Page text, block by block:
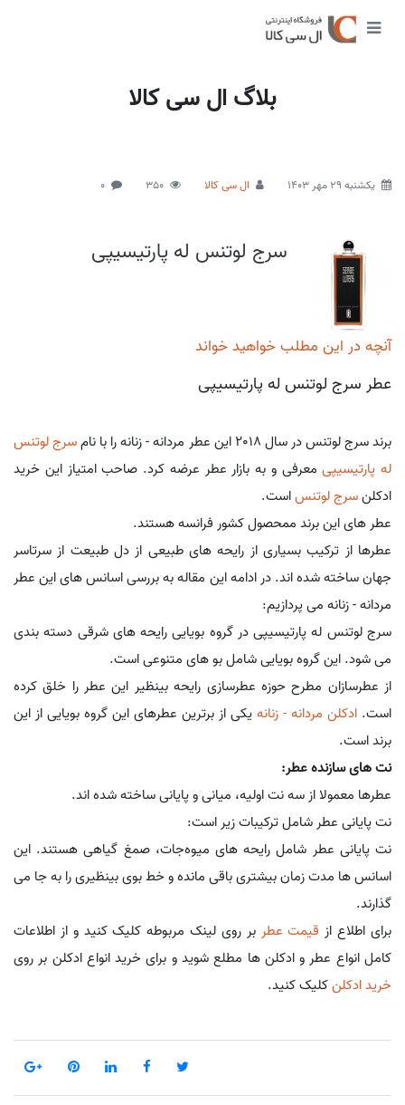
بلاگ ال سی کالا
يكشنبه 29 مهر 1403 ال سی کالا 350
0
سرج لوتنس له پارتیسیپی
آنچه در این مطلب خواهید خواند
عطر سرج لوتنس له پارتیسیپی
برند سرج لوتنس در سال 2018 این عطر مردانه - زنانه را با نام
سرج لوتنس
له پارتیسیپی معرفی و به بازار عطر عرضه کرد. صاحب امتیاز این خرید
ادکلنسرج لوتنساست.
عطر های این برند ممحصول کشور فرانسه هستند.
عطرها از ترکیب بسیاری از رایحه های طبیعی از دل طبیعت از سرتاسر
جهان ساخته شده اند. در ادامه این مقاله به بررسی اسانس های این عطر
مردانه - زنانه می پردازیم:
سرج لوتنس له پارتیسیپی در گروه بویایی رایحه های شرقی دسته بندی
می شود. این گروه بویایی شامل بو های متنوعی است.
از عطرسازان مطرح حوزه عطرسازی رایحه بینظیر این عطر را خلق کرده
است. ادکلن مردانه - زنانه یکی از برترین عطرهای این گروه بویایی از این
برند است.
نت های سازنده عطر:
عطرها معمولا از سه نت اولیه، میانی و پایانی ساخته شده اند.
نت پایانی عطر شامل ترکیبات زیر است:
نت پایانی عطر شامل رایحه های میوه‌جات، صمغ گیاهی هستند. این
اسانس ها مدت زمان بیشتری باقی مانده و خط بوی بینظیری را به جا می
گذارند.
برای اطلاع از قیمت عطر بر روی لینک مربوطه کلیک کنید و از اطلاعات
کامل انواع عطر و ادکلن ها مطلع شوید و برای خرید انواع ادکلن بر روی
خرید ادکلنکلیک کنید.